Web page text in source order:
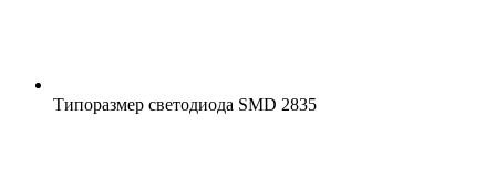
Типоразмер светодиода SMD 2835